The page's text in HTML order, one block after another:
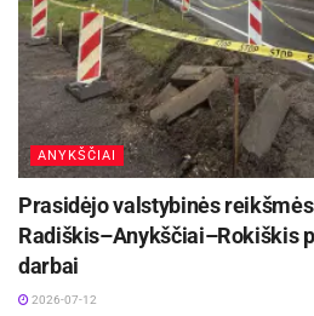
ANYKŠČIAI
Prasidėjo valstybinės
Radiškis–Anykščiai–Rokiškis
darbai
2026-07-12